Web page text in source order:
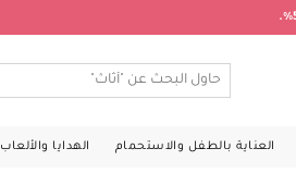
العناية بالطفل والاستحمام الهدايا والألعاب